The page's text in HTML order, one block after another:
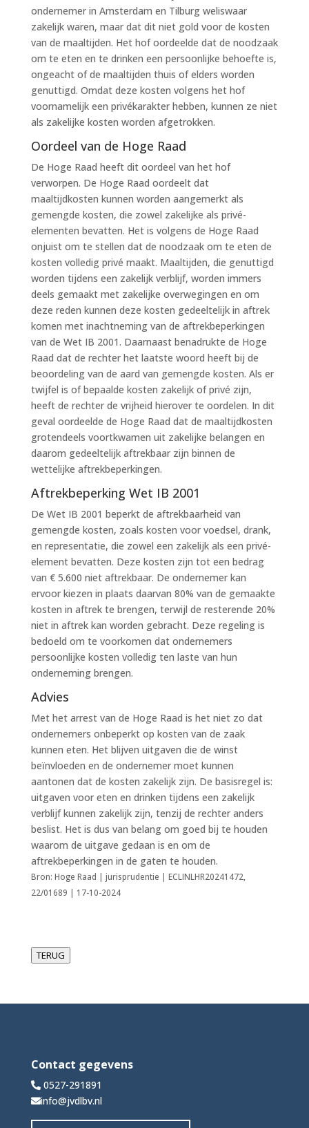
ondernemer in Amsterdam en Tilburg weliswaar
zakelijk waren, maar dat dit niet gold voor de kosten
van de maaltijden. Het hof oordeelde dat de noodzaak
om te eten en te drinken een persoonlijke behoefte is,
ongeacht of de maaltijden thuis of elders worden
genuttigd. Omdat deze kosten volgens het hof
voornamelijk een privékarakter hebben, kunnen ze niet
als zakelijke kosten worden afgetrokken.
Oordeel van de Hoge Raad
De Hoge Raad heeft dit oordeel van het hof
verworpen. De Hoge Raad oordeelt dat
maaltijdkosten kunnen worden aangemerkt als
gemengde kosten, die zowel zakelijke als privé-
elementen bevatten. Het is volgens de Hoge Raad
onjuist om te stellen dat de noodzaak om te eten de
kosten volledig privé maakt. Maaltijden, die genuttigd
worden tijdens een zakelijk verblijf, worden immers
deels gemaakt met zakelijke overwegingen en om
deze reden kunnen deze kosten gedeeltelijk in aftrek
komen met inachtneming van de aftrekbeperkingen
van de Wet IB 2001. Daarnaast benadrukte de Hoge
Raad dat de rechter het laatste woord heeft bij de
beoordeling van de aard van gemengde kosten. Als er
twijfel is of bepaalde kosten zakelijk of privé zijn,
heeft de rechter de vrijheid hierover te oordelen. In dit
geval oordeelde de Hoge Raad dat de maaltijdkosten
grotendeels voortkwamen uit zakelijke belangen en
daarom gedeeltelijk aftrekbaar zijn binnen de
wettelijke aftrekbeperkingen.
Aftrekbeperking Wet IB 2001
De Wet IB 2001 beperkt de aftrekbaarheid van
gemengde kosten, zoals kosten voor voedsel, drank,
en representatie, die zowel een zakelijk als een privé-
element bevatten. Deze kosten zijn tot een bedrag
van € 5.600 niet aftrekbaar. De ondernemer kan
ervoor kiezen in plaats daarvan 80% van de gemaakte
kosten in aftrek te brengen, terwijl de resterende 20%
niet in aftrek kan worden gebracht. Deze regeling is
bedoeld om te voorkomen dat ondernemers
persoonlijke kosten volledig ten laste van hun
onderneming brengen.
Advies
Met het arrest van de Hoge Raad is het niet zo dat
ondernemers onbeperkt op kosten van de zaak
kunnen eten. Het blijven uitgaven die de winst
beïnvloeden en de ondernemer moet kunnen
aantonen dat de kosten zakelijk zijn. De basisregel is:
uitgaven voor eten en drinken tijdens een zakelijk
verblijf kunnen zakelijk zijn, tenzij de rechter anders
beslist. Het is dus van belang om goed bij te houden
waarom de uitgave gedaan is en om de
aftrekbeperkingen in de gaten te houden.
Bron: Hoge Raad | jurisprudentie | ECLINLHR20241472,
22/01689 | 17-10-2024
TERUG
Contact gegevens
0527-291891
info@jvdlbv.nl